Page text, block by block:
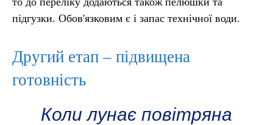
підгузки. Обов'язковим є і запас технічної води.
Другий етап – підвищена
готовність
Коли лунає повітряна